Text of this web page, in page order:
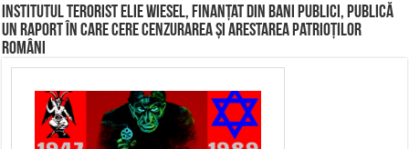
Institutul terorist Elie Wiesel, finanțat din bani publici, publică
un raport în care cere cenzurarea și arestarea patrioților
români